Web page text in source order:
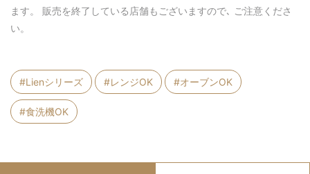
ます。 販売を終了している店舗もございますので､ ご注意くださ
い。
#Lienシリーズ #レンジOK #オーブンOK
#食洗機OK